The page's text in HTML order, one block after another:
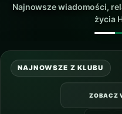
Najnowsze wiadomości,
życia
NAJNOWSZE Z KLUBU
ZOBACZ